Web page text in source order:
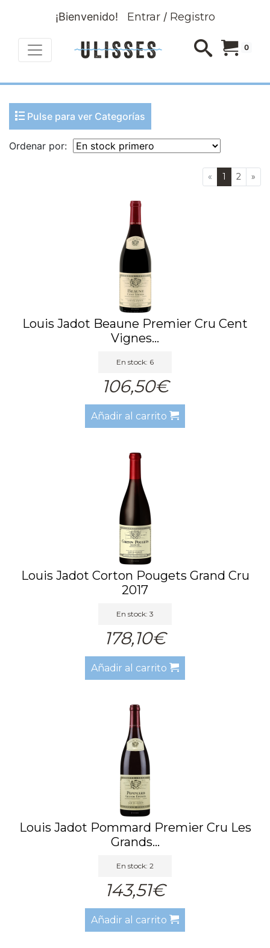
¡Bienvenido! Entrar/ Registro
0
Pulse para ver Categorías
Ordenar por:
« 1 2 »
Louis Jadot Beaune Premier Cru Cent
Vignes...
En stock: 6
106,50€
Añadir al carrito
Louis Jadot Corton Pougets Grand Cru
2017
En stock: 3
178,10€
Añadir al carrito
Louis Jadot Pommard Premier Cru Les
Grands...
En stock: 2
143,51€
Añadir al carrito